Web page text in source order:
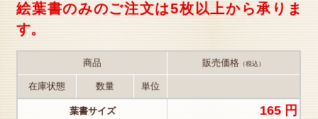
絵葉書のみのご注文は5枚以上から承りま
す。
商品 販売価格 （税込）
在庫状態 数量 単位
葉書サイズ 165 円